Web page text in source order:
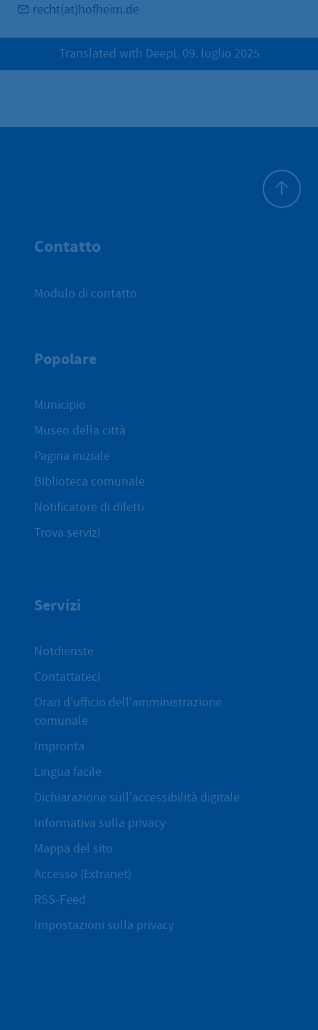
recht(at)hofheim.de
Translated with DeepL 09. luglio 2025
Contatto
Modulo di contatto
Popolare
Municipio
Museo della città
Pagina iniziale
Biblioteca comunale
Notificatore di difetti
Trova servizi
Servizi
Notdienste
Contattateci
Orari d'ufficio dell'amministrazione
comunale
Impronta
Lingua facile
Dichiarazione sull'accessibilità digitale
Informativa sulla privacy
Mappa del sito
Accesso (Extranet)
RSS-Feed
Impostazioni sulla privacy